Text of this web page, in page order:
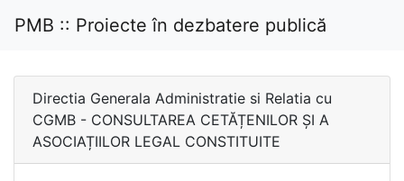
PMB :: Proiecte în dezbatere publică
Directia Generala Administratie si Relatia cu
CGMB - CONSULTAREA CETĂȚENILOR ȘI A
ASOCIAȚIILOR LEGAL CONSTITUITE